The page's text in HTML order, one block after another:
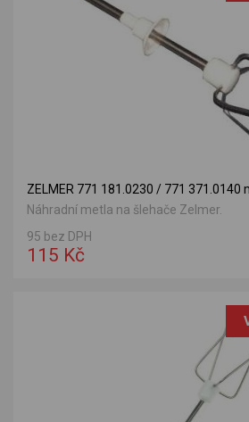
ZELMER 771 181.0230 / 771 371.0140
Náhradní metla na šlehače Zelmer.
95 bez DPH
115 Kč